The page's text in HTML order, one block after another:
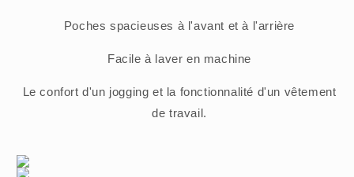
Poches spacieuses à l'avant et à l'arrière
Facile à laver en machine
Le confort d'un jogging et la fonctionnalité d'un vêtement
de travail.